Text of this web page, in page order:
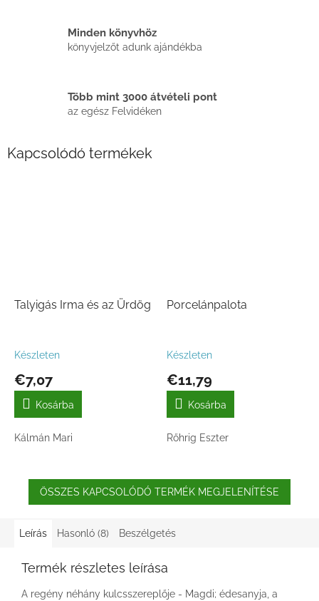
Minden könyvhöz
könyvjelzőt adunk ajándékba
Több mint 3000 átvételi pont
az egész Felvidéken
Kapcsolódó termékek
Talyigás Irma és az Ürdög
Készleten
€7,07
Kosárba
Kálmán Mari
Porcelánpalota
Készleten
€11,79
Kosárba
Rőhrig Eszter
ÖSSZES KAPCSOLÓDÓ TERMÉK MEGJELENÍTÉSE
Leírás Hasonló (8) Beszélgetés
Termék részletes leírása
A regény néhány kulcsszereplője - Magdi; édesanyja, a